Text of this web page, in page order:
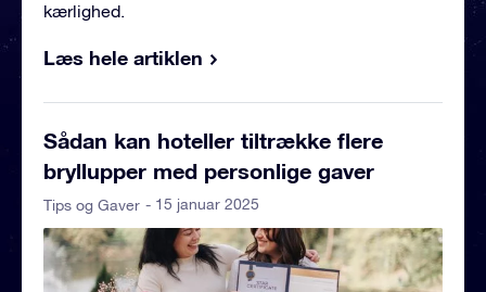
kærlighed.
Læs hele artiklen
Sådan kan hoteller tiltrække flere
bryllupper med personlige gaver
Tips og Gaver - 15 januar 2025